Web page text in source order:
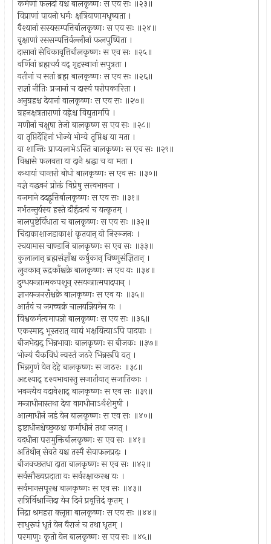
कर्मणां फलदो यश्च बालकृष्णः स एव सः ॥२३॥
विप्राणां पावनो धर्मः क्षत्रियाणामधृष्यता ।
वैश्यानां सस्यसम्पत्तिर्बालकृष्णः स एव सः ॥२४॥
वृक्षाणां रससम्पत्तिर्वल्लीनां फलपुष्पिता ।
दासानां सेविकावृत्तिर्बालकृष्णः स एव सः ॥२५॥
वर्णिनां ब्रह्मचर्यं यद् गृहस्थानां सपुत्रता ।
यतीनां च सतां ब्रह्म बालकृष्णः स एव सः ॥२६॥
राज्ञां नीतिः प्रजानां च दास्यं परोपकारिता ।
अनुग्रहश्च देवानां वालकृष्णः स एव सः ॥२७॥
ग्रहनक्षत्रताराणां वह्नेश्च विद्युतामपि ।
मणीनां चक्षुषा तेजो बालकृष्ण स एव सः ॥२८॥
या तृप्तिर्देहिनां भोज्ये भोग्ये तृप्तिश्च या मता ।
या शान्तिः प्राप्यलाभेऽस्ति बालकृष्णः स एव सः ॥२९॥
विश्वासे फलवत्ता या दाने श्रद्धा च या मता ।
कथायां चान्तरो बोधो बालकृष्णः स एव सः ॥३०॥
यज्ञे यद्धवनं प्रोक्तं विप्रेषु सत्त्वभावना ।
यजमाने ददद्वृत्तिर्बालकृष्णः स एव सः ॥३१॥
गर्भतन्तुर्यस्य हस्ते दौर्हृदत्वं च यत्कृतम् ।
नालपुष्टेर्विधाता च बालकृष्णः स एव सः ॥३२॥
चिदाकाशाजडाकाशं कृतवान् यो निरञ्जनः ।
रचयामास चाण्डानि बालकृष्णः स एव सः ॥३३॥
कुलालान् ब्रह्मसंज्ञाँश्च कर्षुकान् विष्णुसंज्ञितान् ।
लुनकान् रुद्रकाँश्चक्रे बालकृष्णः स एव यः ॥३४॥
दुग्धयन्त्रात्मकपशून् रसयन्त्रात्मपादपान् ।
ज्ञानयन्त्रनराँश्चक्रे बालकृष्णः स एव यः ॥३५॥
आर्तवं च जगच्चक्रं चालयन्नियमेन यः ।
विश्वकर्मत्वमापन्नो बालकृष्णः स एव सः ॥३६॥
एकस्माद् भूस्तरात् खाद्यं भक्षयित्वाऽपि पादपाः ।
बीजभेदाद् भिन्नभावाः बालकृष्णः स बीजकः ॥३७॥
भोज्यं चैकविधं न्यस्तं जठरे भिन्नरूपि यत् ।
भिन्नगुणं येन देहे बालकृष्णः स जाठरः ॥३८॥
अदृश्याद् दृश्यभावास्तु सजातीयात् सजातिकाः ।
भवन्त्येव यदावेशाद् बालकृष्णः स एव सः ॥३९॥
मन्त्राधीनास्तथा देवा वागधीनाऽर्थशेमुषी ।
आत्माधीनं जडं येन बालकृष्णः स एव सः ॥४०॥
इष्टाधीनश्चेच्छुकश्च कर्माधीनं तथा जगत् ।
यदधीना परामुक्तिर्बालकृष्णः स एव सः ॥४१॥
अतिथीन् सेवते यश्च तस्मै सेवाफलप्रदः ।
बीजवच्छतधा दाता बालकृष्णः स एव सः ॥४२॥
सर्वसौख्यप्रदाता यः सर्वरक्षाकरश्च यः ।
सर्वमानसपूरश्च बालकृष्णः स एव सः ॥४३॥
रात्रिर्विश्रान्तिदा येन दिनं प्रवृत्तिदं कृतम् ।
निद्रा श्रमहरा क्लृप्ता बालकृष्णः स एव सः ॥४४॥
साधुरूपं धृतं येन वैराजं च तथा धृतम् ।
परमाणुः कृतो येन बालकृष्णः स एव सः ॥४५॥